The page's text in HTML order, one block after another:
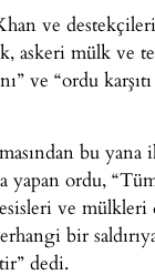
ve
askeri mülk ve
ve “ordu
bu yana
yapan ordu,
ve mülkleri
bir
dedi.